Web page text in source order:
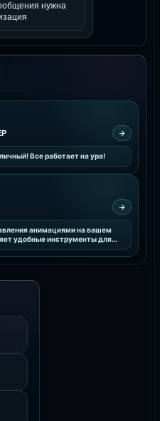
нужна
Все работает на ура!
анимациями на вашем
удобные инструменты для
улучшая визуальное